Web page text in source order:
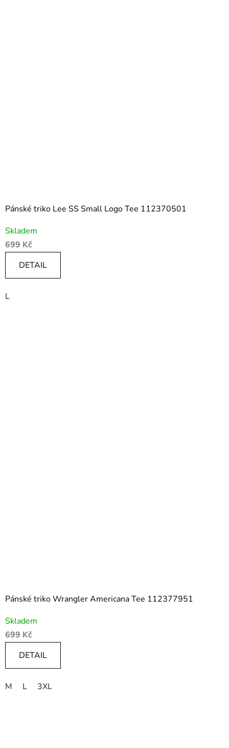
Pánské triko Lee SS Small Logo Tee 112370501
Skladem
699 Kč
DETAIL
L
Pánské triko Wrangler Americana Tee 112377951
Skladem
699 Kč
DETAIL
M L 3XL